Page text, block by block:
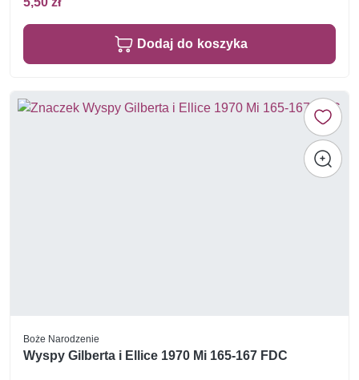
Dodaj do koszyka
Boże Narodzenie
Wyspy Gilberta i Ellice 1970 Mi 165-167 FDC